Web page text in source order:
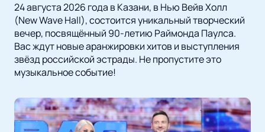
24 августа 2026 года в Казани, в Нью Вейв Холл
(New Wave Hall), состоится уникальный творческий
вечер, посвящённый 90-летию Раймонда Паулса.
Вас ждут новые аранжировки хитов и выступления
звёзд российской эстрады. Не пропустите это
музыкальное событие!